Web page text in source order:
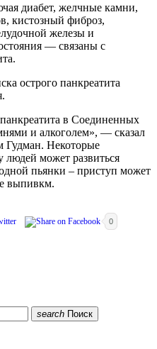
диабет, желчные камни,
кистозный фиброз,
железы и
— связаны с
острого панкреатита
в Соединенных
и алкоголем», — сказал
Гудман. Некоторые
людей может развиться
пьянки – приступ может
выпивкм.
0
search Поиск